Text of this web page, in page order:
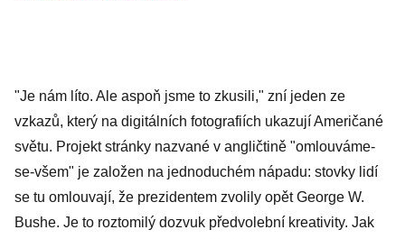
"Je nám líto. Ale aspoň jsme to zkusili," zní jeden ze
vzkazů, který na digitálních fotografiích ukazují Američané
světu. Projekt stránky nazvané v angličtině "omlouváme-
se-všem" je založen na jednoduchém nápadu: stovky lidí
se tu omlouvají, že prezidentem zvolily opět George W.
Bushe. Je to roztomilý dozvuk předvolební kreativity. Jak